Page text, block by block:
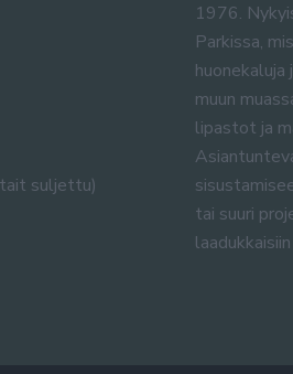
suljettu)
1976.
Parkissa,
muun
lipastot ja
tai suuri